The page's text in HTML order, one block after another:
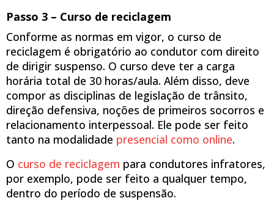
Passo 3 – Curso de reciclagem
Conforme as normas em vigor, o curso de
reciclagem é obrigatório ao condutor com direito
de dirigir suspenso. O curso deve ter a carga
horária total de 30 horas/aula. Além disso, deve
compor as disciplinas de legislação de trânsito,
direção defensiva, noções de primeiros socorros e
relacionamento interpessoal. Ele pode ser feito
tanto na modalidade presencial como online.
O curso de reciclagem para condutores infratores,
por exemplo, pode ser feito a qualquer tempo,
dentro do período de suspensão.